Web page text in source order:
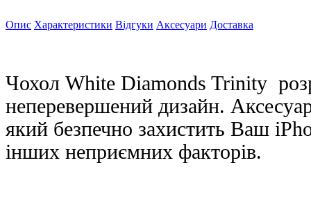
Опис Характеристики Відгуки Аксесуари Доставка
Чохол White Diamonds Trinity
неперевершений дизайн.
який безпечно захистить Ваш
інших неприємних факторів.